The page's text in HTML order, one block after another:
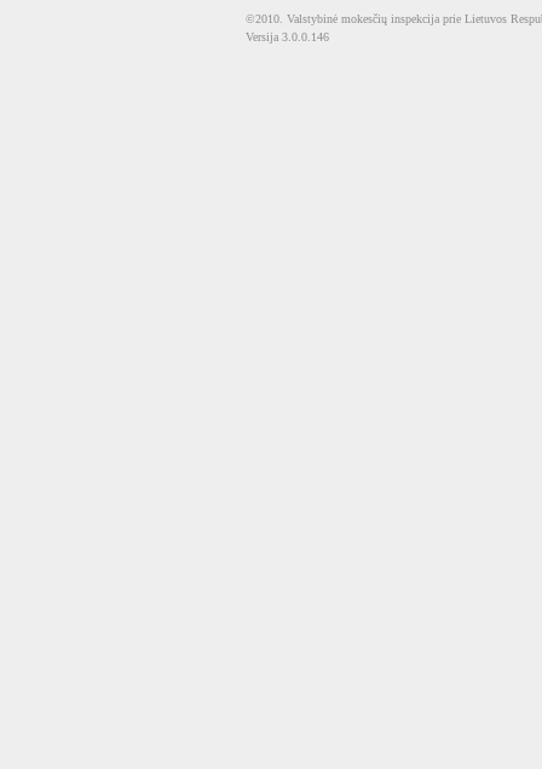
©2010. Valstybinė mokesčių inspekcija prie Lietuvos
Versija 3.0.0.146